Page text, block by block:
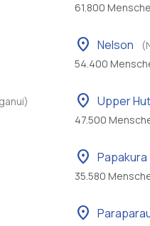
61.800
location_on Nelson
54.400
location_on Upper
47.500
location_on Papakura
35.580
location_on